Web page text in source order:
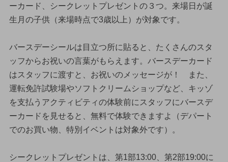
ーカード、シークレットプレゼントの３つ。来場日が誕
生月の子供（来場時点で3歳以上）が対象です。
バースデーシールは目立つ所に貼ると、たくさんのスタ
ッフからお祝いの言葉がもらえます。バースデーカード
はスタッフに渡すと、お祝いのメッセージが！ また、
運転免許試験場やソフトクリームショップなど、キッゾ
を支払うアクティビティの体験前にスタッフにバースデ
ーカードを見せると、無料で体験できますよ（デパート
でのお買い物、特別イベントは対象外です）。
シークレットプレゼントは、第1部13:00、第2部19:00に